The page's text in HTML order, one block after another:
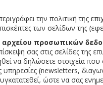
την πολιτική της
των σελίδων της
αρχείου προσωπικών
σας στις σελίδες
να δηλώσετε στοιχεία
υπηρεσίες (newsletters,
ώστε να σας